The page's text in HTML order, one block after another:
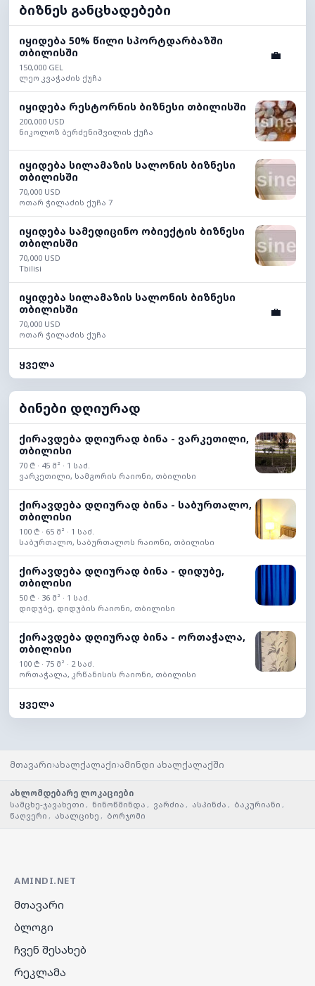
ბიზნეს განცხადებები
იყიდება 50% წილი სპორტდარბაზში
თბილისში
150,000 GEL
ლეო კვაჭაძის ქუჩა
💼
იყიდება რესტორნის ბიზნესი თბილისში
200,000 USD
ნიკოლოზ ბერძენიშვილის ქუჩა
იყიდება სილამაზის სალონის ბიზნესი
თბილისში
70,000 USD
ოთარ ჭილაძის ქუჩა 7
იყიდება სამედიცინო ობიექტის ბიზნესი
თბილისში
70,000 USD
Tbilisi
იყიდება სილამაზის სალონის ბიზნესი
თბილისში
70,000 USD
ოთარ ჭილაძის ქუჩა
💼
ყველა
ბინები დღიურად
ქირავდება დღიურად ბინა - ვარკეთილი,
თბილისი
70 ₾ · 45 მ² · 1 საძ.
ვარკეთილი, სამგორის რაიონი, თბილისი
ქირავდება დღიურად ბინა - საბურთალო,
თბილისი
100 ₾ · 65 მ² · 1 საძ.
საბურთალო, საბურთალოს რაიონი, თბილისი
ქირავდება დღიურად ბინა - დიდუბე,
თბილისი
50 ₾ · 36 მ² · 1 საძ.
დიდუბე, დიდუბის რაიონი, თბილისი
ქირავდება დღიურად ბინა - ორთაჭალა,
თბილისი
100 ₾ · 75 მ² · 2 საძ.
ორთაჭალა, კრწანისის რაიონი, თბილისი
ყველა
მთავარი›ახალქალაქი›ამინდი ახალქალაქში
ახლომდებარე ლოკაციები
სამცხე-ჯავახეთი , ნინოწმინდა , ვარძია , ასპინძა , ბაკურიანი ,
წაღვერი , ახალციხე , ბორჯომი
AMINDI.NET
მთავარი
ბლოგი
ჩვენ შესახებ
რეკლამა